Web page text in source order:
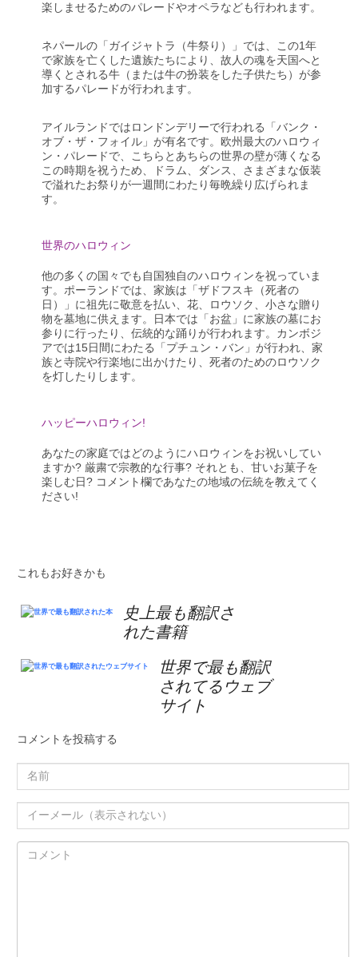
楽しませるためのパレードやオペラなども行われます。
ネパールの「ガイジャトラ（牛祭り）」では、この1年
で家族を亡くした遺族たちにより、故人の魂を天国へと
導くとされる牛（または牛の扮装をした子供たち）が参
加するパレードが行われます。
アイルランドではロンドンデリーで行われる「バンク・
オブ・ザ・フォイル」が有名です。欧州最大のハロウィ
ン・パレードで、こちらとあちらの世界の壁が薄くなる
この時期を祝うため、ドラム、ダンス、さまざまな仮装
で溢れたお祭りが一週間にわたり毎晩繰り広げられま
す。
世界のハロウィン
他の多くの国々でも自国独自のハロウィンを祝っていま
す。ポーランドでは、家族は「ザドフスキ（死者の
日）」に祖先に敬意を払い、花、ロウソク、小さな贈り
物を墓地に供えます。日本では「お盆」に家族の墓にお
参りに行ったり、伝統的な踊りが行われます。カンボジ
アでは15日間にわたる「プチュン・バン」が行われ、家
族と寺院や行楽地に出かけたり、死者のためのロウソク
を灯したりします。
ハッピーハロウィン!
あなたの家庭ではどのようにハロウィンをお祝いしてい
ますか? 厳粛で宗教的な行事? それとも、甘いお菓子を
楽しむ日? コメント欄であなたの地域の伝統を教えてく
ださい!
これもお好きかも
史上最も翻訳さ
れた書籍
世界で最も翻訳
されてるウェブ
サイト
コメントを投稿する